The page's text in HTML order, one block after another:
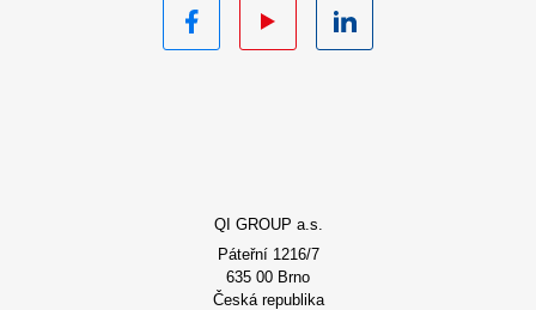
QI GROUP a.s.
Páteřní 1216/7
635 00 Brno
Česká republika